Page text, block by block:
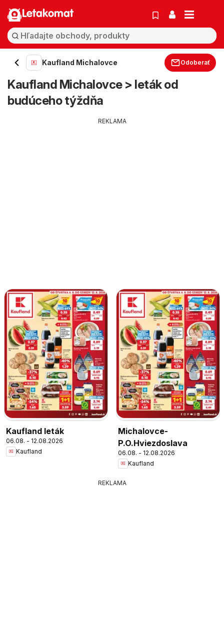
Letakomat
Kaufland Michalovce Odoberať
Kaufland Michalovce > leták od
budúceho týždňa
REKLAMA
Kaufland leták
06.08. - 12.08.2026
Kaufland
Michalovce-
P.O.Hviezdoslava
06.08. - 12.08.2026
Kaufland
REKLAMA